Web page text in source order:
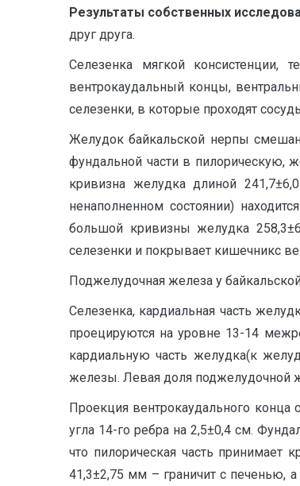
Результаты собственных
друг друга.
Селезенка мягкой консистенции,
вентрокаудальный концы,
селезенки, в которые проходят
Желудок байкальской нерпы
фундальной части в пилорическую,
кривизна желудка длиной
ненаполненном состоянии)
большой кривизны желудка
селезенки и покрывает кишечникс
Поджелудочная железа у
Селезенка, кардиальная часть
проецируются на уровне 13-14
кардиальную часть желудка(к
железы. Левая доля поджелудочной
Проекция вентрокаудального конца
угла 14-го ребра на 2,5±0,4 см.
что пилорическая часть принимает
41,3±2,75 мм – граничит с печенью,